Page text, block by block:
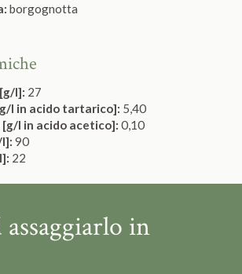
borgognotta
l]: 27
l in acido tartarico]: 5,40
l in acido acetico]:0,10
l]:90
22
in